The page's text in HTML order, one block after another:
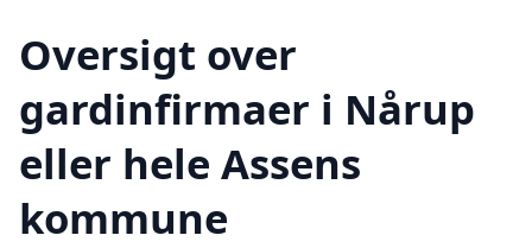
Oversigt over
gardinfirmaer i Nårup
eller hele Assens
kommune